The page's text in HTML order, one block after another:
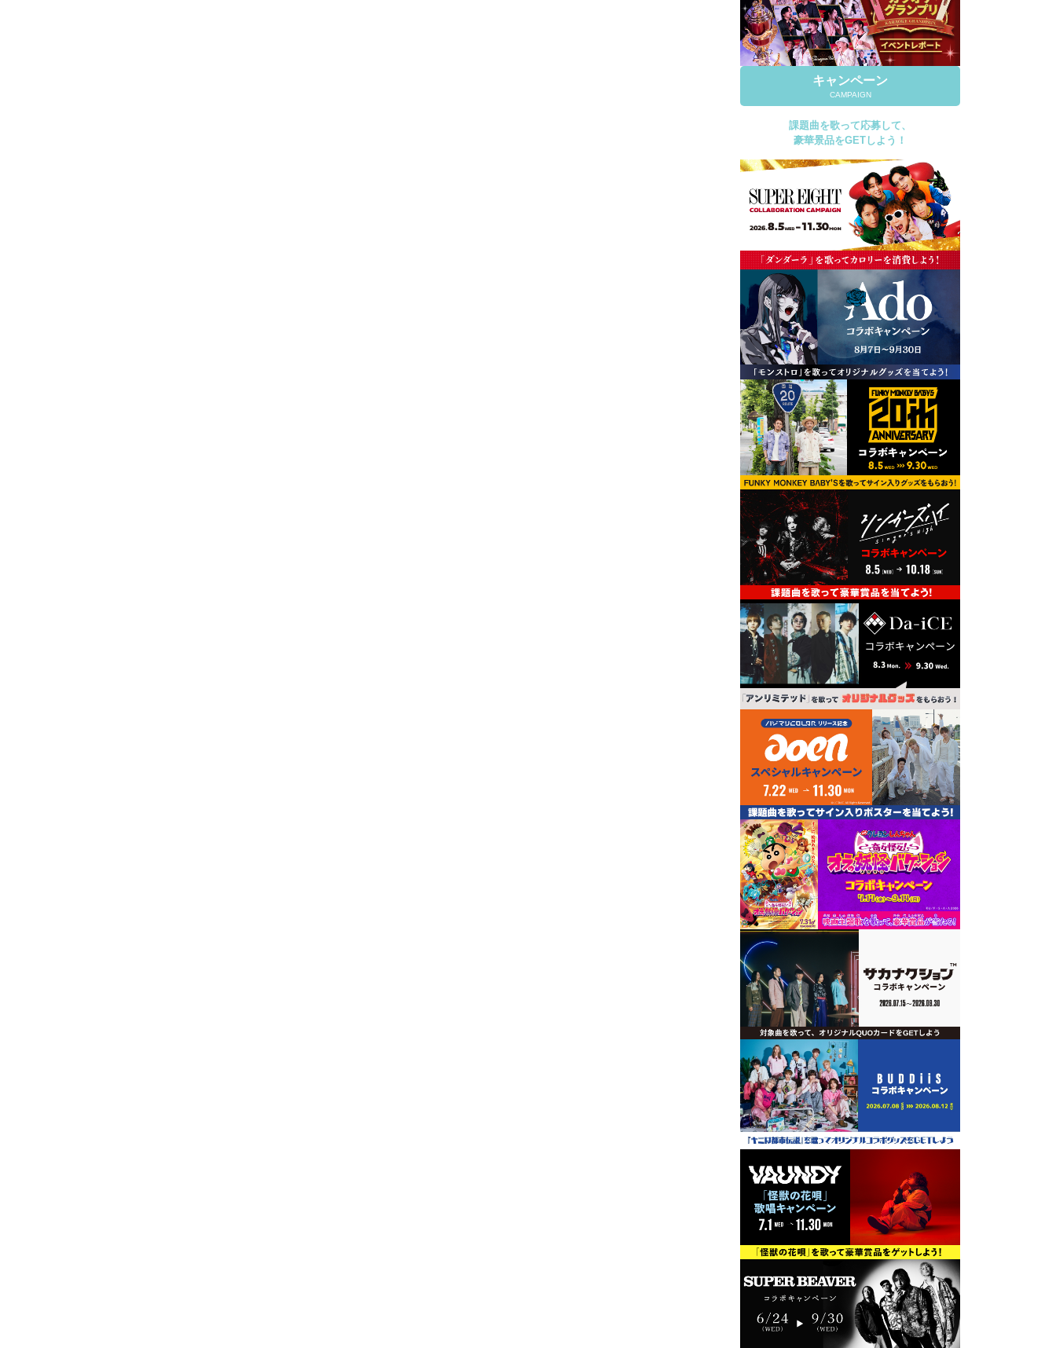
キャンペーン
CAMPAIGN
課題曲を歌って応募して、
豪華景品をGETしよう！